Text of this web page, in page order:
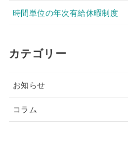
時間単位の年次有給休暇制度
カテゴリー
お知らせ
コラム